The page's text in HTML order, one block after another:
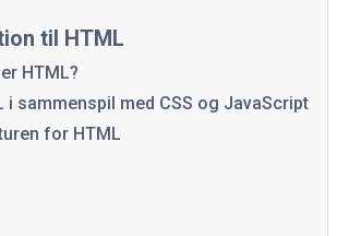
til HTML
HTML?
i sammenspil med CSS og JavaScript
for HTML